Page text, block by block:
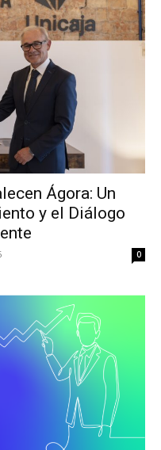
Ágora: Un
y el Diálogo
0